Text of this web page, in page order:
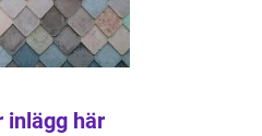
inlägg här